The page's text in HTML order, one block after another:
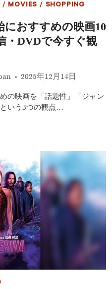
/ MOVIES / SHOPPING
におすすめの映画10
・DVDで今すぐ観
2025年12月14日
の映画を「話題性」「ジャン
いう3つの観点…